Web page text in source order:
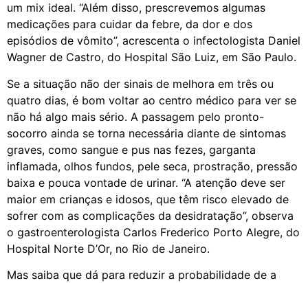
um mix ideal. “Além disso, prescrevemos algumas
medicações para cuidar da febre, da dor e dos
episódios de vômito”, acrescenta o infectologista Daniel
Wagner de Castro, do Hospital São Luiz, em São Paulo.
Se a situação não der sinais de melhora em três ou
quatro dias, é bom voltar ao centro médico para ver se
não há algo mais sério. A passagem pelo pronto-
socorro ainda se torna necessária diante de sintomas
graves, como sangue e pus nas fezes, garganta
inflamada, olhos fundos, pele seca, prostração, pressão
baixa e pouca vontade de urinar. “A atenção deve ser
maior em crianças e idosos, que têm risco elevado de
sofrer com as complicações da desidratação”, observa
o gastroenterologista Carlos Frederico Porto Alegre, do
Hospital Norte D’Or, no Rio de Janeiro.
Mas saiba que dá para reduzir a probabilidade de a